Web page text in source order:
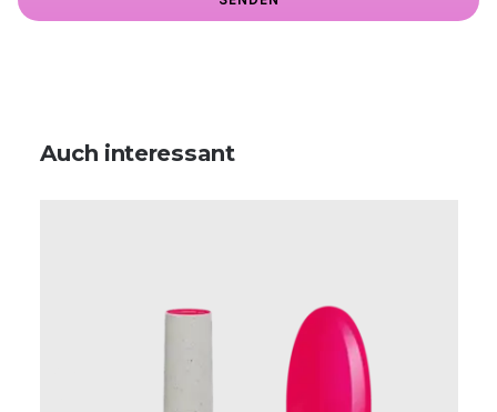
Auch interessant